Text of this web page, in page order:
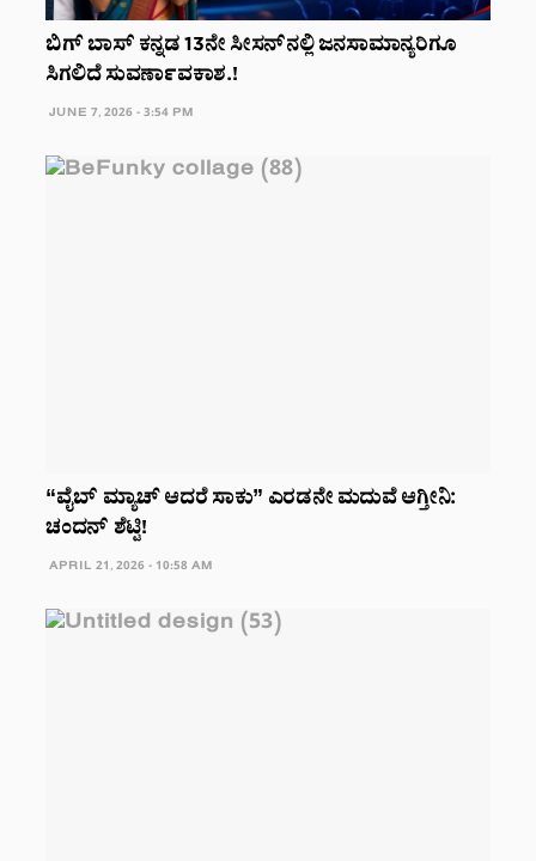
ಬಿಗ್ ಬಾಸ್ ಕನ್ನಡ 13ನೇ ಸೀಸನ್‌ನಲ್ಲಿ ಜನಸಾಮಾನ್ಯರಿಗೂ
ಸಿಗಲಿದೆ ಸುವರ್ಣಾವಕಾಶ.!
JUNE 7, 2026 - 3:54 PM
“ವೈಬ್ ಮ್ಯಾಚ್ ಆದರೆ ಸಾಕು” ಎರಡನೇ ಮದುವೆ ಆಗ್ತೀನಿ:
ಚಂದನ್ ಶೆಟ್ಟಿ!
APRIL 21, 2026 - 10:58 AM